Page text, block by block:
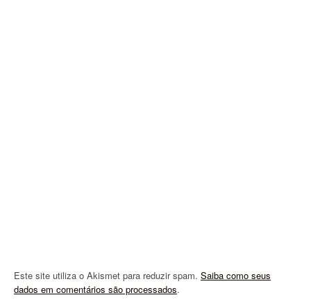
Este site utiliza o Akismet para reduzir spam. Saiba como seus
dados em comentários são processados.